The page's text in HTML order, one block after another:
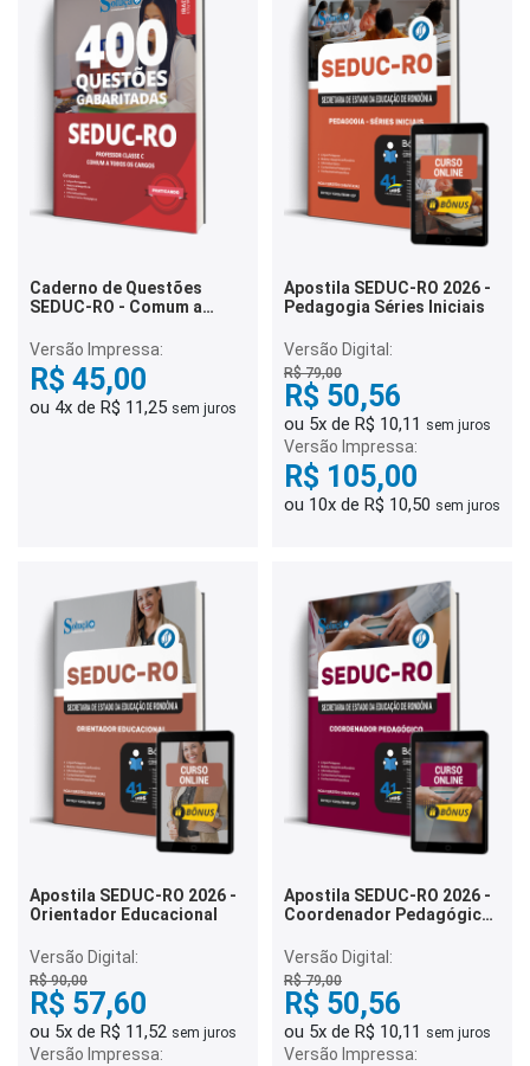
Caderno de Questões
SEDUC-RO - Comum a
Questões Gabaritadas
Versão Impressa:
R$ 45,00
ou 4x de R$ 11,25 sem juros
Apostila SEDUC-RO 2026 -
Pedagogia Séries Iniciais
Versão Digital:
R$ 79,00
R$ 50,56
ou 5x de R$ 10,11 sem juros
Versão Impressa:
R$ 105,00
ou 10x de R$ 10,50 sem juros
Apostila SEDUC-RO 2026 -
Orientador Educacional
Versão Digital:
R$ 90,00
R$ 57,60
ou 5x de R$ 11,52 sem juros
Versão Impressa:
Apostila SEDUC-RO 2026 -
Coordenador Pedagógico
Versão Digital:
R$ 79,00
R$ 50,56
ou 5x de R$ 10,11 sem juros
Versão Impressa: